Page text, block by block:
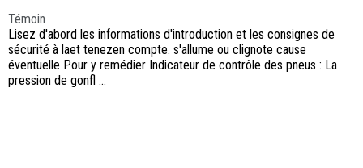
Témoin
Lisez d'abord les informations d'introduction et les consignes de
sécurité à laet tenezen compte. s'allume ou clignote cause
éventuelle Pour y remédier Indicateur de contrôle des pneus : La
pression de gonfl ...